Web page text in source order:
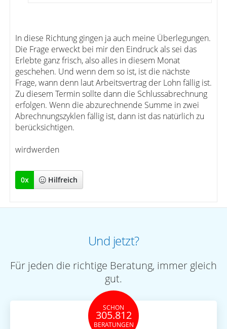
In diese Richtung gingen ja auch meine Überlegungen.
Die Frage erweckt bei mir den Eindruck als sei das
Erlebte ganz frisch, also alles in diesem Monat
geschehen. Und wenn dem so ist, ist die nächste
Frage, wann denn laut Arbeitsvertrag der Lohn fällig ist.
Zu diesem Termin sollte dann die Schlussabrechnung
erfolgen. Wenn die abzurechnende Summe in zwei
Abrechnungszyklen fällig ist, dann ist das natürlich zu
berücksichtigen.
wirdwerden
0x Hilfreich
Und jetzt?
Für jeden die richtige Beratung, immer gleich
gut.
SCHON
305.812
BERATUNGEN